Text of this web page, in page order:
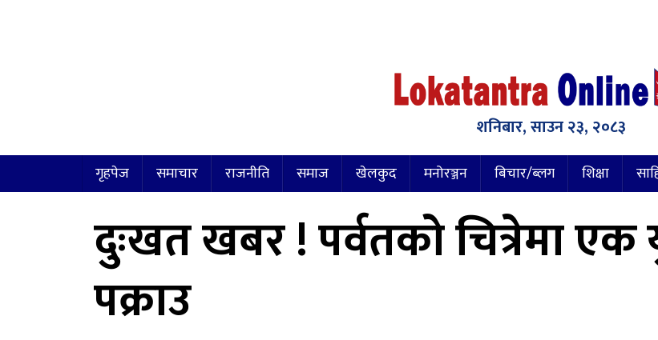
शनिबार, साउन २३, २०८३
गृहपेज समाचार राजनीति समाज खेलकुद मनोरञ्जन बिचार/ब्लग शिक्षा
दुःखत खबर ! पर्वतको चित्रेमा एक
पक्राउ